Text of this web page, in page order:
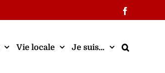
Vie locale Je suis…